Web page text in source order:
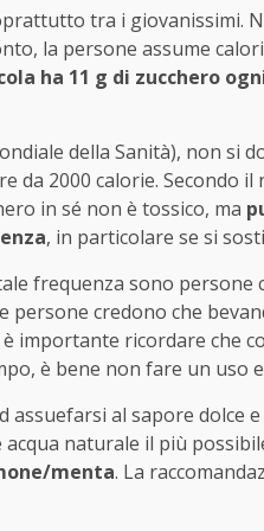
tra i giovanissimi.
la persone assume
ha 11 g di zucchero
della Sanità), non si
da 2000 calorie. Secondo il
in sé non è tossico, ma
, in particolare se si
frequenza sono
persone credono che
importante ricordare che
è bene non fare un uso
al sapore dolce
naturale il più
menta. La